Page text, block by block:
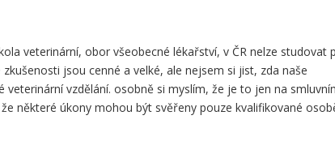
veterinární, obor všeobecné lékařství, v ČR nelze studovat
jsou cenné a velké, ale nejsem si jist, zda naše
vzdělání. osobně si myslím, že je to jen na
některé úkony mohou být svěřeny pouze kvalifikované